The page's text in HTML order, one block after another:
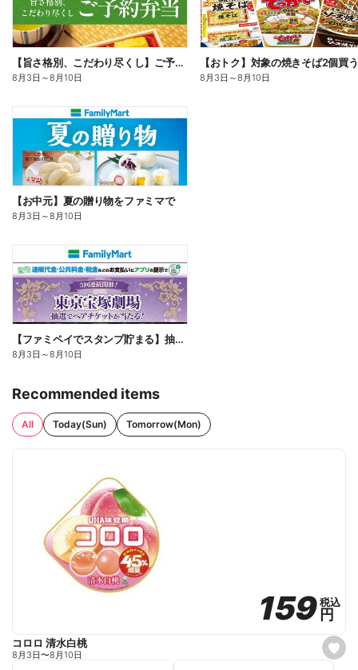
【旨さ格別、こだわり尽くし】ご予約弁当
8月3日 ～8月10日 8月3日 ～8月10日
【お中元】夏の贈り物をファミマで
8月3日 ～8月10日
【ファミペイでスタンプ貯まる】抽選でペアチケットが当たる!
8月3日 ～8月10日
Recommended items
All Today(Sun) Tomorrow(Mon)
s
e
159
159税込
税込
円
円
コロロ 清水白桃
8月3日〜8月10日